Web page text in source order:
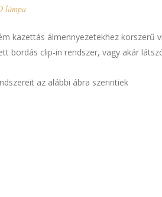
lámpa
kazettás álmennyezetekhez
bordás clip-in rendszer, vagy akár
az alábbi ábra szerintiek